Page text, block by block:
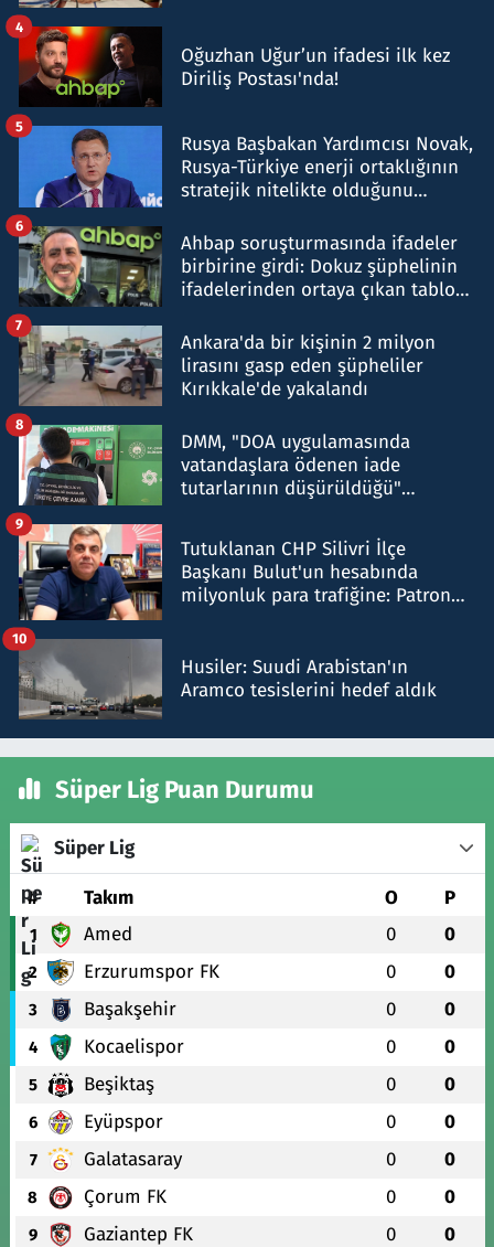
Oğuzhan Uğur’un ifadesi ilk kez
Diriliş Postası'nda!
4
Rusya Başbakan Yardımcısı Novak,
Rusya-Türkiye enerji ortaklığının
stratejik nitelikte olduğunu
5
Ahbap soruşturmasında ifadeler
birbirine girdi: Dokuz şüphelinin
ifadelerinden ortaya çıkan tablo
6
Ankara'da bir kişinin 2 milyon
lirasını gasp eden şüpheliler
Kırıkkale'de yakalandı
7
DMM, "DOA uygulamasında
vatandaşlara ödenen iade
tutarlarının düşürüldüğü"
8
Tutuklanan CHP Silivri İlçe
Başkanı Bulut'un hesabında
milyonluk para trafiğine: Patron
9
Husiler: Suudi Arabistan'ın
Aramco tesislerini hedef aldık
10
Süper Lig Puan Durumu
Süper Lig
# Takım O P
1 Amed 0 0
2 Erzurumspor FK 0 0
3 Başakşehir 0 0
4 Kocaelispor 0 0
5 Beşiktaş 0 0
6 Eyüpspor 0 0
7 Galatasaray 0 0
8 Çorum FK 0 0
9 Gaziantep FK 0 0